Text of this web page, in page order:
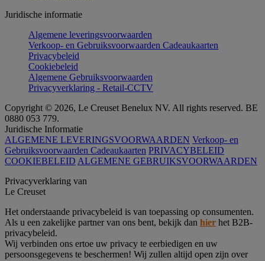
Juridische informatie
Algemene leveringsvoorwaarden
Verkoop- en Gebruiksvoorwaarden Cadeaukaarten
Privacybeleid
Cookiebeleid
Algemene Gebruiksvoorwaarden
Privacyverklaring - Retail-CCTV
Copyright © 2026, Le Creuset Benelux NV. All rights reserved. BE
0880 053 779.
Juridische Informatie
ALGEMENE LEVERINGSVOORWAARDEN Verkoop- en
Gebruiksvoorwaarden Cadeaukaarten PRIVACYBELEID
COOKIEBELEID ALGEMENE GEBRUIKSVOORWAARDEN
Privacyverklaring van
Le Creuset
Het onderstaande privacybeleid is van toepassing op consumenten.
Als u een zakelijke partner van ons bent, bekijk dan hier het B2B-
privacybeleid.
Wij verbinden ons ertoe uw privacy te eerbiedigen en uw
persoonsgegevens te beschermen! Wij zullen altijd open zijn over